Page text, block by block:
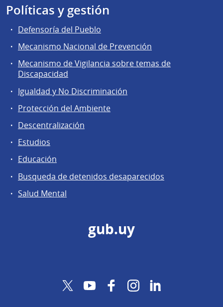
Políticas y gestión
Defensoría del Pueblo
Mecanismo Nacional de Prevención
Mecanismo de Vigilancia sobre temas de
Discapacidad
Igualdad y No Discriminación
Protección del Ambiente
Descentralización
Estudios
Educación
Busqueda de detenidos desaparecidos
Salud Mental
gub.uy
TwitterYouTubeFacebookInstagram